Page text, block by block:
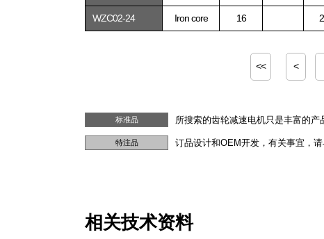
WZC02-24 Iron core 16
<< <
标准品 所搜索的齿轮减速电机只是丰富的
特注品 订品设计和OEM开发，有关事宜，请
相关技术资料